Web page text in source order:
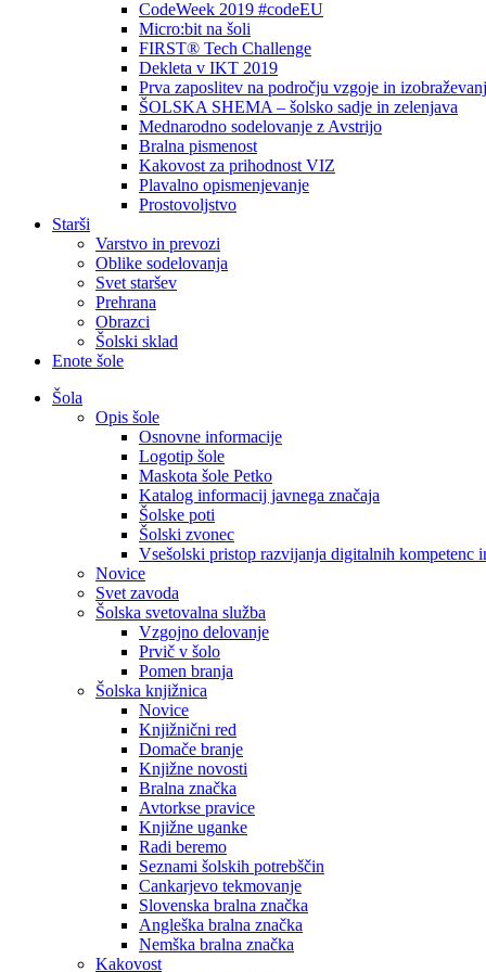
CodeWeek 2019 #codeEU
Micro:bit na šoli
FIRST® Tech Challenge
Dekleta v IKT 2019
Prva zaposlitev na področju vzgoje in
ŠOLSKA SHEMA – šolsko sadje in zelenjava
Mednarodno sodelovanje z Avstrijo
Bralna pismenost
Kakovost za prihodnost VIZ
Plavalno opismenjevanje
Prostovoljstvo
Starši
Varstvo in prevozi
Oblike sodelovanja
Svet staršev
Prehrana
Obrazci
Šolski sklad
Enote šole
Šola
Opis šole
Osnovne informacije
Logotip šole
Maskota šole Petko
Katalog informacij javnega značaja
Šolske poti
Šolski zvonec
Vsešolski pristop razvijanja digitalnih kompetenc
Novice
Svet zavoda
Šolska svetovalna služba
Vzgojno delovanje
Prvič v šolo
Pomen branja
Šolska knjižnica
Novice
Knjižnični red
Domače branje
Knjižne novosti
Bralna značka
Avtorkse pravice
Knjižne uganke
Radi beremo
Seznami šolskih potrebščin
Cankarjevo tekmovanje
Slovenska bralna značka
Angleška bralna značka
Nemška bralna značka
Kakovost